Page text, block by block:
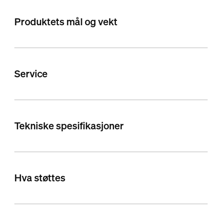
Produktets mål og vekt
Service
Tekniske spesifikasjoner
Hva støttes